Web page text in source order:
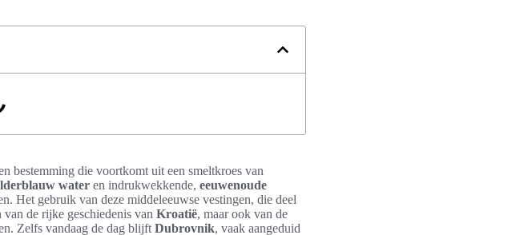
bestemming die voortkomt uit een smeltkroes van
water en indrukwekkende, eeuwenoude
Het gebruik van deze middeleeuwse vestingen, die deel
van de rijke geschiedenis van Kroatië, maar ook van de
Zelfs vandaag de dag blijft Dubrovnik, vaak aangeduid